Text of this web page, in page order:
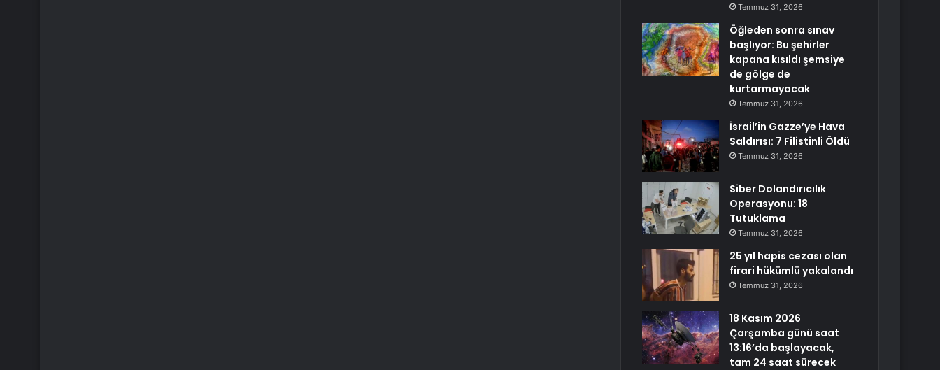
Temmuz 31, 2026
Öğleden sonra sınav
başlıyor: Bu şehirler
kapana kısıldı şemsiye
de gölge de
kurtarmayacak
Temmuz 31, 2026
İsrail’in Gazze’ye Hava
Saldırısı: 7 Filistinli Öldü
Temmuz 31, 2026
Siber Dolandırıcılık
Operasyonu: 18
Tutuklama
Temmuz 31, 2026
25 yıl hapis cezası olan
firari hükümlü yakalandı
Temmuz 31, 2026
18 Kasım 2026
Çarşamba günü saat
13:16’da başlayacak,
tam 24 saat sürecek